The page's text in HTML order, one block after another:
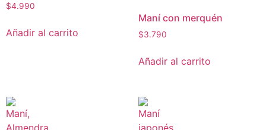
$4.990
Añadir al carrito
Maní con merquén
$3.790
Añadir al carrito